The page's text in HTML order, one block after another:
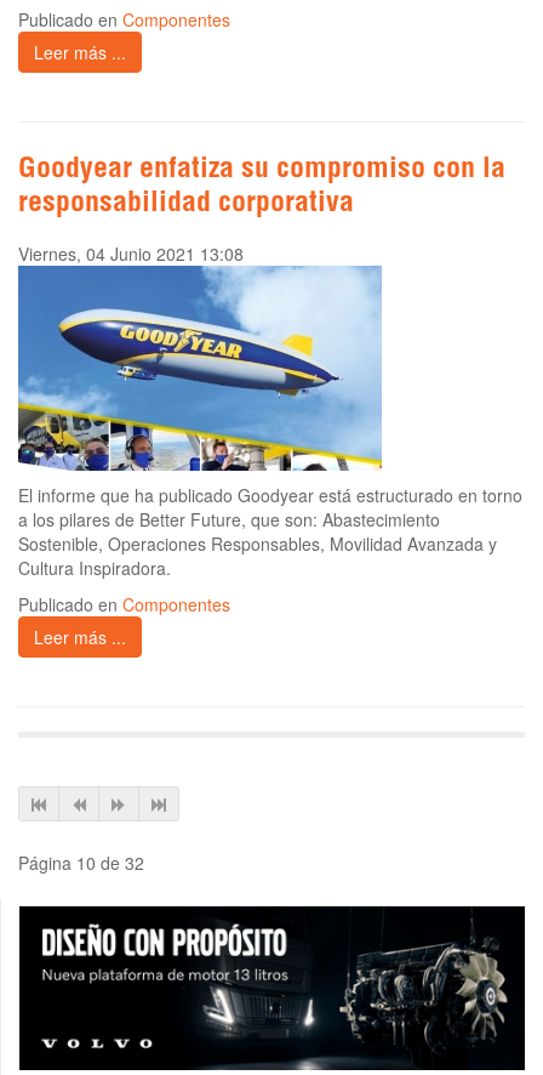
Publicado en Componentes
Leer más ...
Goodyear enfatiza su compromiso con la
responsabilidad corporativa
Viernes, 04 Junio 2021 13:08
El informe que ha publicado Goodyear está estructurado en torno
a los pilares de Better Future, que son: Abastecimiento
Sostenible, Operaciones Responsables, Movilidad Avanzada y
Cultura Inspiradora.
Publicado en Componentes
Leer más ...
Página 10 de 32